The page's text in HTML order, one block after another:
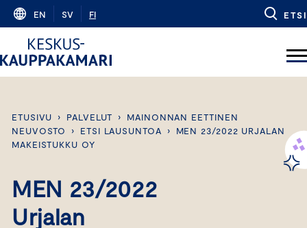
Skip
content
EN SV FI ETSI
ETUSIVU › PALVELUT ›
MAINONNAN EETTINEN
NEUVOSTO
› ETSI LAUSUNTOA ›
MEN 23/2022 URJALAN
MAKEISTUKKU OY
MEN 23/2022
Urjalan